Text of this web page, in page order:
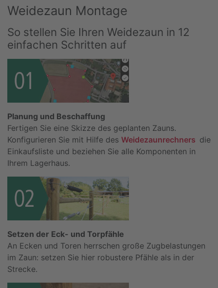
Weidezaun Montage
So stellen Sie Ihren Weidezaun in 12
einfachen Schritten auf
Planung und Beschaffung
Fertigen Sie eine Skizze des geplanten Zauns.
Konfigurieren Sie mit Hilfe des Weidezaunrechners die
Einkaufsliste und beziehen Sie alle Komponenten in
Ihrem Lagerhaus.
Setzen der Eck- und Torpfähle
An Ecken und Toren herrschen große Zugbelastungen
im Zaun: setzen Sie hier robustere Pfähle als in der
Strecke.